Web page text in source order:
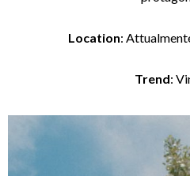
Location:
Trend: